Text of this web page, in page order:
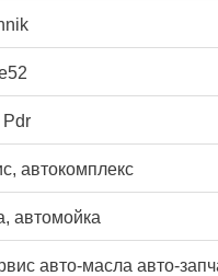
Pdr
автокомплекс
автомойка
авто-масла авто-